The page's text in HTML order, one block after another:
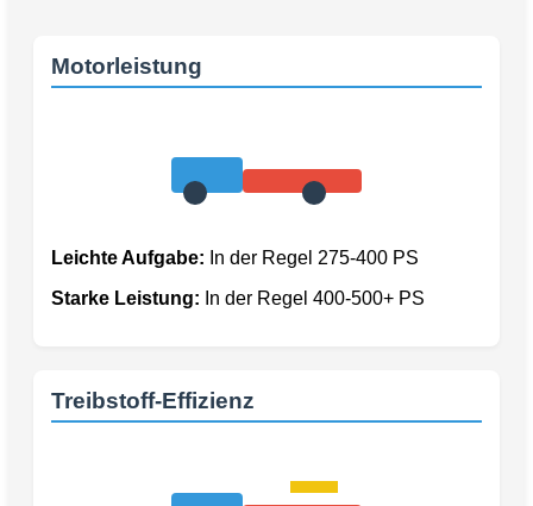
Motorleistung
Leichte Aufgabe: In der Regel 275-400 PS
Starke Leistung: In der Regel 400-500+ PS
Treibstoff-Effizienz